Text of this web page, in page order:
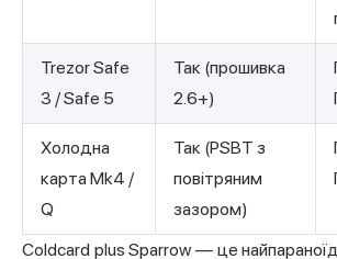
Trezor Safe
3 / Safe 5
Так (прошивка
2.6+)
Холодна
карта Mk4 /
Q
Так (PSBT з
повітряним
зазором)
Coldcard plus Sparrow — це